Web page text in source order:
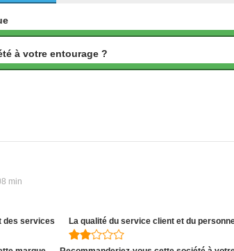
à votre entourage ?
min
des services La qualité du service client et du